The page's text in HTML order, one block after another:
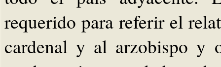
requerido para referir el
cardenal y al arzobispo y